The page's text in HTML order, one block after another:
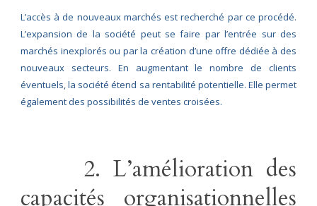
L’accès à de nouveaux marchés est recherché par ce procédé.
L’expansion de la société peut se faire par l’entrée sur des
marchés inexplorés ou par la création d’une offre dédiée à des
nouveaux secteurs. En augmentant le nombre de clients
éventuels, la société étend sa rentabilité potentielle. Elle permet
également des possibilités de ventes croisées.
2. L’amélioration des
capacités organisationnelles